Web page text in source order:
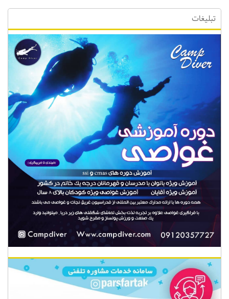
تبلیغات